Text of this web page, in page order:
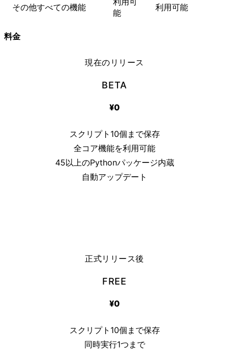
その他すべての機能
能
利用可能
料金
現在のリリース
BETA
¥0
スクリプト10個まで保存
全コア機能を利用可能
45以上のPythonパッケージ内蔵
自動アップデート
正式リリース後
FREE
¥0
スクリプト10個まで保存
同時実行1つまで